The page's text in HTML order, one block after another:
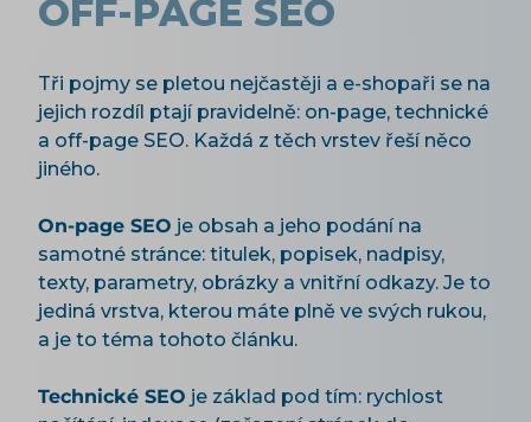
OFF-PAGE SEO
Tři pojmy se pletou nejčastěji a e-shopaři se na
jejich rozdíl ptají pravidelně: on-page, technické
a off-page SEO. Každá z těch vrstev řeší něco
jiného.
On-page SEO je obsah a jeho podání na
samotné stránce: titulek, popisek, nadpisy,
texty, parametry, obrázky a vnitřní odkazy. Je to
jediná vrstva, kterou máte plně ve svých rukou,
a je to téma tohoto článku.
Technické SEO je základ pod tím: rychlost